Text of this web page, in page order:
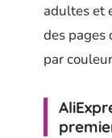
adultes et
des pages
par